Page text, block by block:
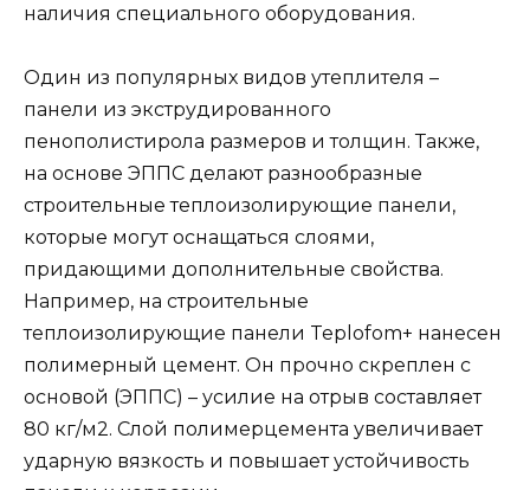
наличия специального оборудования.
Один из популярных видов утеплителя –
панели из экструдированного
пенополистирола размеров и толщин. Также,
на основе ЭППС делают разнообразные
строительные теплоизолирующие панели,
которые могут оснащаться слоями,
придающими дополнительные свойства.
Например, на строительные
теплоизолирующие панели Teplofom+ нанесен
полимерный цемент. Он прочно скреплен с
основой (ЭППС) – усилие на отрыв составляет
80 кг/м2. Слой полимерцемента увеличивает
ударную вязкость и повышает устойчивость